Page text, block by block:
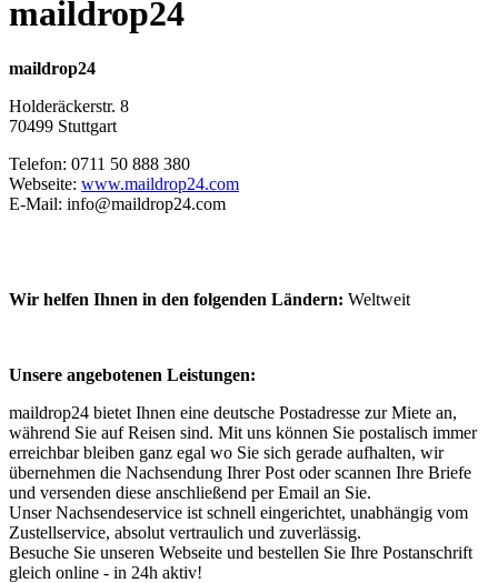
maildrop24
maildrop24
Holderäckerstr. 8
70499 Stuttgart
Telefon: 0711 50 888 380
Webseite: www.maildrop24.com
E-Mail: info@maildrop24.com
Wir helfen Ihnen in den folgenden Ländern: Weltweit
Unsere angebotenen Leistungen:
maildrop24 bietet Ihnen eine deutsche Postadresse zur Miete an,
während Sie auf Reisen sind. Mit uns können Sie postalisch immer
erreichbar bleiben ganz egal wo Sie sich gerade aufhalten, wir
übernehmen die Nachsendung Ihrer Post oder scannen Ihre Briefe
und versenden diese anschließend per Email an Sie.
Unser Nachsendeservice ist schnell eingerichtet, unabhängig vom
Zustellservice, absolut vertraulich und zuverlässig.
Besuche Sie unseren Webseite und bestellen Sie Ihre Postanschrift
gleich online - in 24h aktiv!